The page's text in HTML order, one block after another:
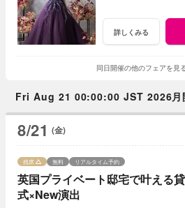
詳しくみる
同日開催の他のフェアを見
Fri Aug 21 00:00:00 JST 2026月
8/21 (金)
英国プライベート邸宅で叶える
式×New演出
残席 無料 リアルタイム予約